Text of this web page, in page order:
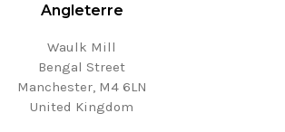
Angleterre
Waulk Mill
Bengal Street
Manchester, M4 6LN
United Kingdom